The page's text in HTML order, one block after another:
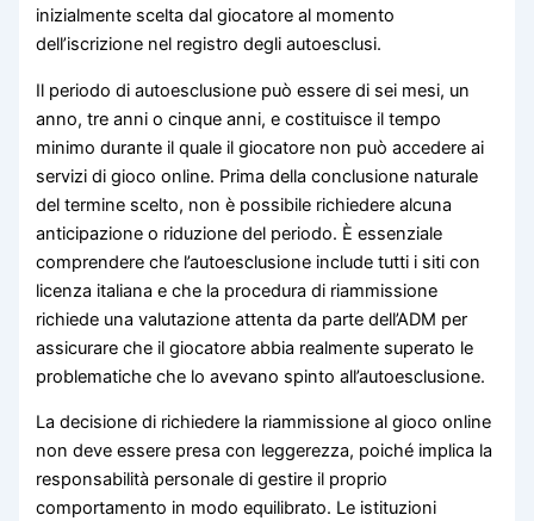
inizialmente scelta dal giocatore al momento
dell’iscrizione nel registro degli autoesclusi.
Il periodo di autoesclusione può essere di sei mesi, un
anno, tre anni o cinque anni, e costituisce il tempo
minimo durante il quale il giocatore non può accedere ai
servizi di gioco online. Prima della conclusione naturale
del termine scelto, non è possibile richiedere alcuna
anticipazione o riduzione del periodo. È essenziale
comprendere che l’autoesclusione include tutti i siti con
licenza italiana e che la procedura di riammissione
richiede una valutazione attenta da parte dell’ADM per
assicurare che il giocatore abbia realmente superato le
problematiche che lo avevano spinto all’autoesclusione.
La decisione di richiedere la riammissione al gioco online
non deve essere presa con leggerezza, poiché implica la
responsabilità personale di gestire il proprio
comportamento in modo equilibrato. Le istituzioni